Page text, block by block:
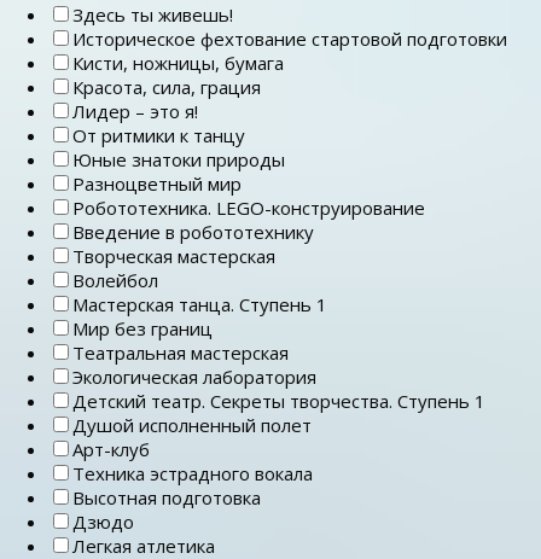
Здесь ты живешь!
Историческое фехтование стартовой подготовки
Кисти, ножницы, бумага
Красота, сила, грация
Лидер – это я!
От ритмики к танцу
Юные знатоки природы
Разноцветный мир
Робототехника. LEGO-конструирование
Введение в робототехнику
Творческая мастерская
Волейбол
Мастерская танца. Ступень 1
Мир без границ
Театральная мастерская
Экологическая лаборатория
Детский театр. Секреты творчества. Ступень 1
Душой исполненный полет
Арт-клуб
Техника эстрадного вокала
Высотная подготовка
Дзюдо
Легкая атлетика